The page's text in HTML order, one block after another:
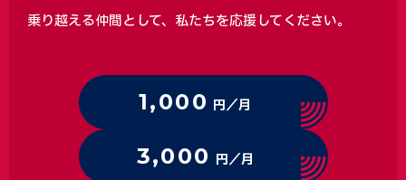
乗り越える仲間として、私たちを応援してください。
1,000 円／月
3,000 円／月